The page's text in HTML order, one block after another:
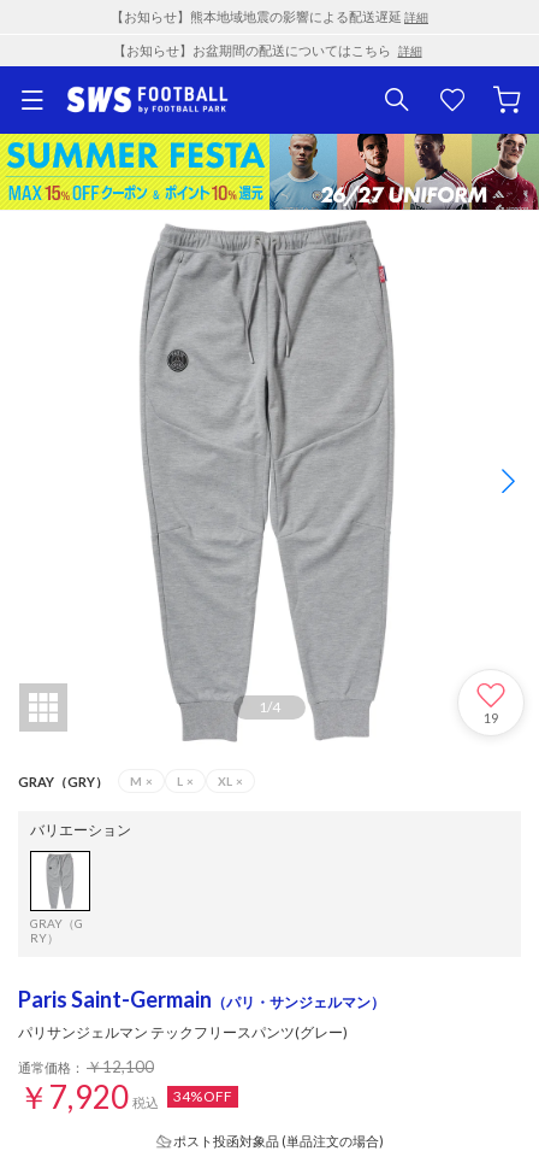
【お知らせ】熊本地域地震の影響による配送遅延 詳細
【お知らせ】お盆期間の配送についてはこちら 詳細
1/4
19
GRAY（GRY） M × L × XL ×
バリエーション
GRAY（G
RY）
Paris Saint-Germain （パリ・サンジェルマン）
パリサンジェルマン テックフリースパンツ(グレー)
通常価格： ￥12,100
￥7,920 税込 34%OFF
ポスト投函対象品 (単品注文の場合)